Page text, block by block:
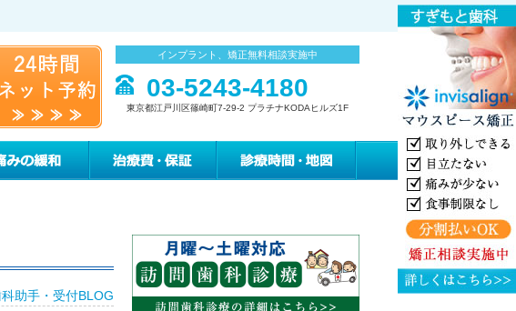
インプラント、矯正無料相談実施中
03-5243-4180
東京都江戸川区篠崎町7-29-2 プラチナKODAヒルズ1F
診療時間・地図
助手・受付BLOG